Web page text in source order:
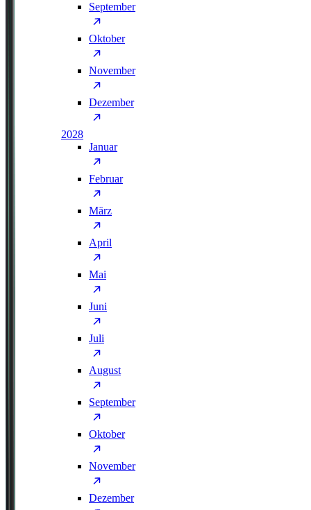
September
Oktober
November
Dezember
2028
Januar
Februar
März
April
Mai
Juni
Juli
August
September
Oktober
November
Dezember